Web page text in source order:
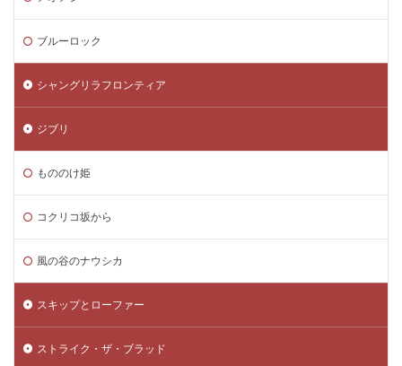
ブルーロック
シャングリラフロンティア
ジブリ
もののけ姫
コクリコ坂から
風の谷のナウシカ
スキップとローファー
ストライク・ザ・ブラッド